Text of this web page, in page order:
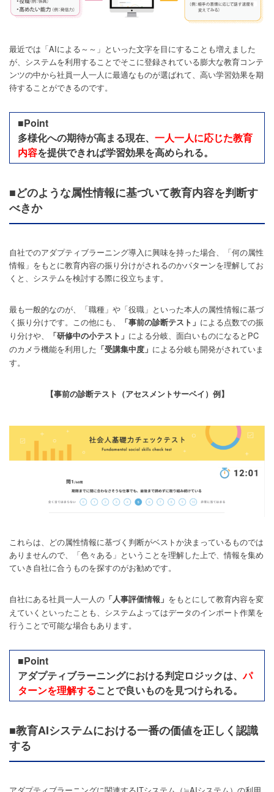
最近では「AIによる～～」といった文字を目にすることも増えました
が、システムを利用することでそこに登録されている膨大な教育コンテ
ンツの中から社員一人一人に最適なものが選ばれて、高い学習効果を期
待することができるのです。
■Point
多様化への期待が高まる現在、 一人一人に応じた教育
内容を提供できれば学習効果を高められる。
■どのような属性情報に基づいて教育内容を判断す
べきか
自社でのアダプティブラーニング導入に興味を持った場合、「何の属性
情報」をもとに教育内容の振り分けがされるのかパターンを理解してお
くと、システムを検討する際に役立ちます。
最も一般的なのが、「職種」や「役職」といった本人の属性情報に基づ
く振り分けです。この他にも、
「事前の診断テスト」 による点数での振
り分けや、
「研修中の小テスト」 による分岐、面白いものになるとPC
のカメラ機能を利用した 「受講集中度」 による分岐も開発がされていま
す。
【事前の診断テスト（アセスメントサーベイ）例】
これらは、どの属性情報に基づく判断がベストか決まっているものでは
ありませんので、「色々ある」ということを理解した上で、情報を集め
ていき自社に合うものを探すのがお勧めです。
自社にある社員一人一人の 「人事評価情報」 をもとにして教育内容を変
えていくといったことも、システムよってはデータのインポート作業を
行うことで可能な場合もあります。
■Point
アダプティブラーニングにおける判定ロジックは、パ
ターンを理解することで良いものを見つけられる。
■教育AIシステムにおける一番の価値を正しく認識
する